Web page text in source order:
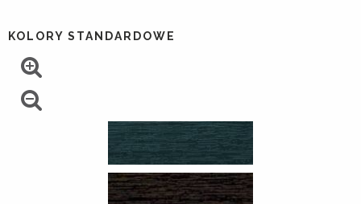
KOLORY STANDARDOWE